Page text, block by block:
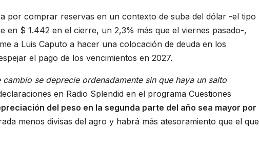
por comprar reservas en un contexto de suba del dólar -el tipo
en $ 1.442 en el cierre, un 2,3% más que el viernes pasado-,
a Luis Caputo a hacer una colocación de deuda en los
el pago de los vencimientos en 2027.
se deprecie ordenadamente sin que haya un salto
en Radio Splendid en el programa Cuestiones
del peso en la segunda parte del año sea mayor por
menos divisas del agro y habrá más atesoramiento que el que